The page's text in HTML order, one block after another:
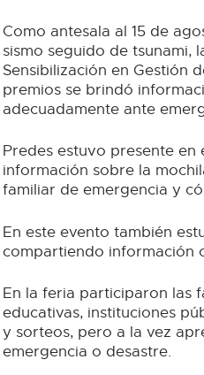
Como antesala al 15 de
sismo seguido de tsunami,
Sensibilización en Gestión
premios se brindó
adecuadamente ante
Predes estuvo presente
información sobre la
familiar de emergencia y
En este evento también
compartiendo información
En la feria participaron las
educativas, instituciones
y sorteos, pero a la vez
emergencia o desastre.